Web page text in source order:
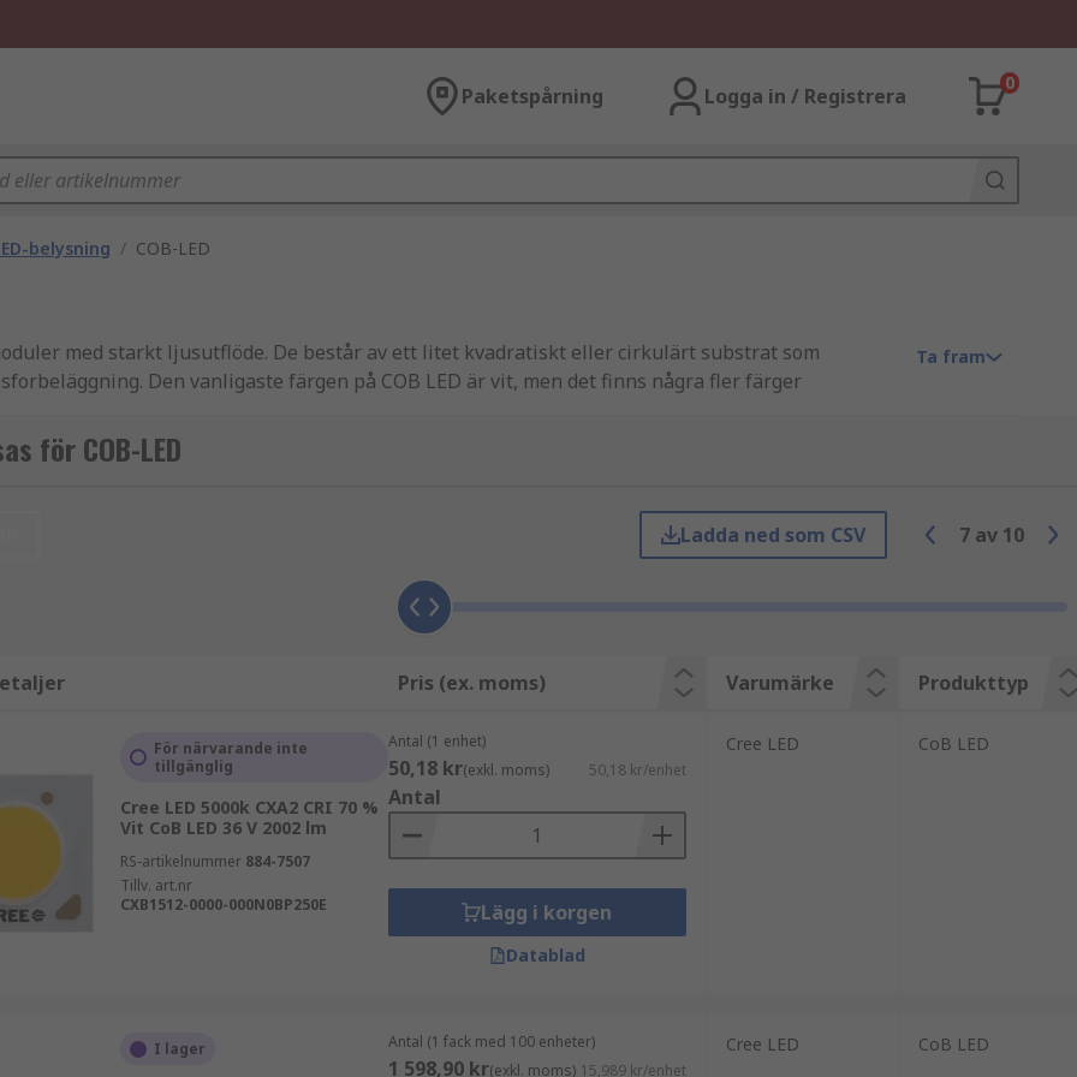
Paketspårning Logga in / Registrera
0
belysning / COB-LED
med starkt ljusutflöde. De består av ett litet kvadratiskt eller cirkulärt substrat som
Den vanligaste färgen på COB LED är vit, men det finns några fler färger
eller keramik, på vilket LED-diesen monteras. De faktiska LED-lamporna ger ett blått ljus.
"ljusstyrkan" på COB LED-lampan.
diesen. Fosforn omvandlar de blå LED-diesen till ett vitt ljus. Typen av fosfor skapar olika
"Varma" COB LED-lampor ger ett gul-orange ljusutflöde medan "kalla" COB LED-lampor
med symbolen "K".
Ta fram
för COB-LED
Ladda ned som CSV 7 av 10
Pris (ex. moms) Varumärke Produkttyp
För närvarande inte
tillgänglig
Cree LED 5000k CXA2 CRI 70 %
Vit CoB LED 36 V 2002 lm
RS-artikelnummer 884-7507
Tillv. art.nr
CXB1512-0000-000N0BP250E
Antal (1 enhet)
50,18 kr(exkl. moms) 50,18 kr/enhet
Antal
Lägg i korgen
Datablad
Cree LED CoB LED
I lager Antal (1 fack med 100 enheter)
1 598,90 kr(exkl. moms) 15,989 kr/enhet
Cree LED CoB LED